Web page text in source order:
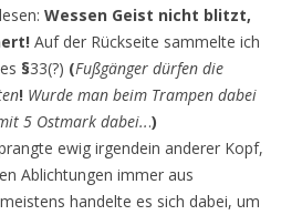
Wessen Geist nicht blitzt,
Auf der Rückseite sammelte ich
§33(?) (Fußgänger dürfen die
! Wurde man beim Trampen dabei
5 Ostmark dabei...)
ewig irgendein anderer Kopf,
Ablichtungen immer aus
handelte es sich dabei, um